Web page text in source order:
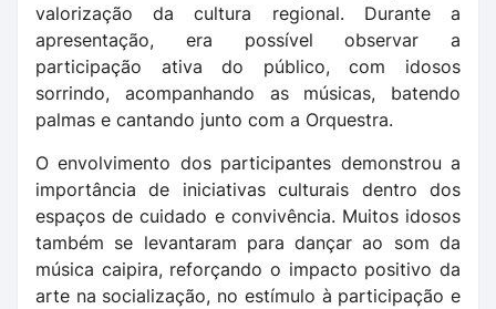
valorização da cultura regional. Durante a
apresentação, era possível observar a
participação ativa do público, com idosos
sorrindo, acompanhando as músicas, batendo
palmas e cantando junto com a Orquestra.
O envolvimento dos participantes demonstrou a
importância de iniciativas culturais dentro dos
espaços de cuidado e convivência. Muitos idosos
também se levantaram para dançar ao som da
música caipira, reforçando o impacto positivo da
arte na socialização, no estímulo à participação e